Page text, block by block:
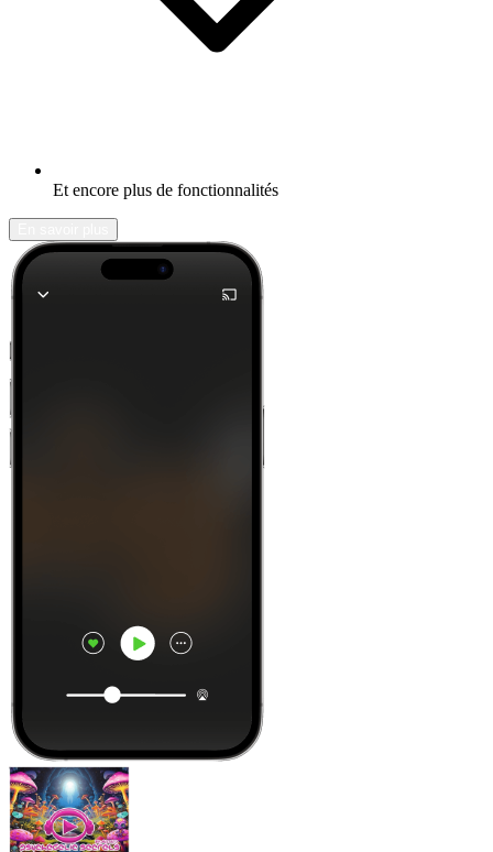
Et encore plus de fonctionnalités